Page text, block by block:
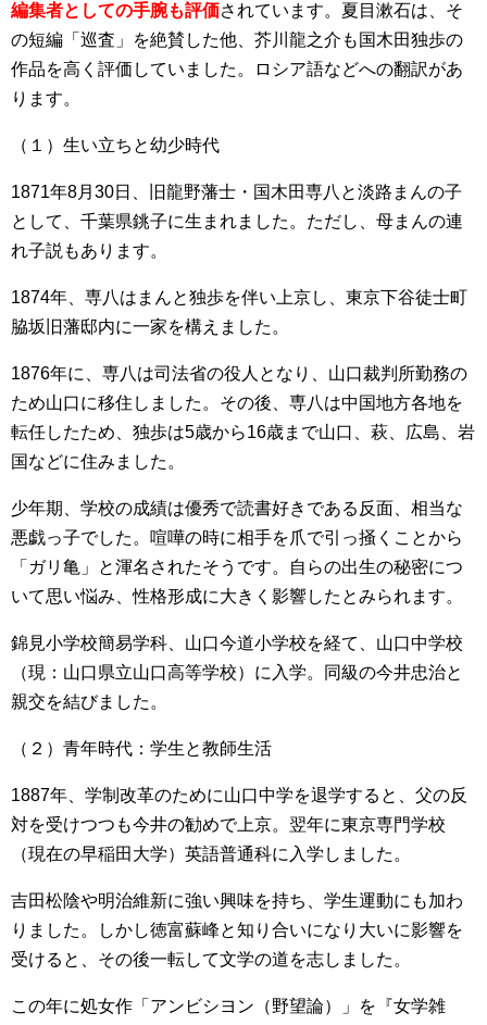
編集者としての手腕も評価されています。夏目漱石は、そ
の短編「巡査」を絶賛した他、芥川龍之介も国木田独歩の
作品を高く評価していました。ロシア語などへの翻訳があ
ります。
（１）生い立ちと幼少時代
1871年8月30日、旧龍野藩士・国木田専八と淡路まんの子
として、千葉県銚子に生まれました。ただし、母まんの連
れ子説もあります。
1874年、専八はまんと独歩を伴い上京し、東京下谷徒士町
脇坂旧藩邸内に一家を構えました。
1876年に、専八は司法省の役人となり、山口裁判所勤務の
ため山口に移住しました。その後、専八は中国地方各地を
転任したため、独歩は5歳から16歳まで山口、萩、広島、岩
国などに住みました。
少年期、学校の成績は優秀で読書好きである反面、相当な
悪戯っ子でした。喧嘩の時に相手を爪で引っ掻くことから
「ガリ亀」と渾名されたそうです。自らの出生の秘密につ
いて思い悩み、性格形成に大きく影響したとみられます。
錦見小学校簡易学科、山口今道小学校を経て、山口中学校
（現：山口県立山口高等学校）に入学。同級の今井忠治と
親交を結びました。
（２）青年時代：学生と教師生活
1887年、学制改革のために山口中学を退学すると、父の反
対を受けつつも今井の勧めで上京。翌年に東京専門学校
（現在の早稲田大学）英語普通科に入学しました。
吉田松陰や明治維新に強い興味を持ち、学生運動にも加わ
りました。しかし徳富蘇峰と知り合いになり大いに影響を
受けると、その後一転して文学の道を志しました。
この年に処女作「アンビシヨン（野望論）」を『女学雑